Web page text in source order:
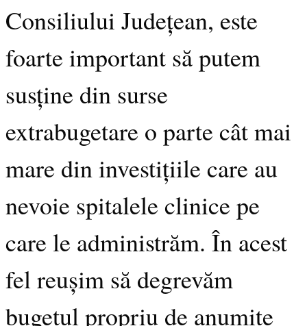
Consiliului Județean, este
foarte important să putem
susține din surse
extrabugetare o parte cât mai
mare din investițiile care au
nevoie spitalele clinice pe
care le administrăm. În acest
fel reușim să degrevăm
bugetul propriu de anumite